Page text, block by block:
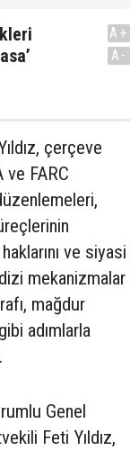
A+
A-
çerçeve
ve FARC
ve siyasi
mekanizmalar
mağdur
adımlarla
Genel
Feti Yıldız,